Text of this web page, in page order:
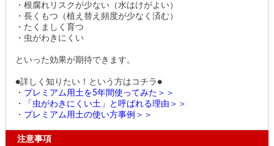
・根腐れリスクが少ない（水はけがよい）
・長くもつ（植え替え頻度が少なく済む）
・たくましく育つ
・虫がわきにくい
といった効果が期待できます。
●詳しく知りたい！という方はコチラ●
・ プレミアム用土を5年間使ってみた＞＞
・
「虫がわきにくい土」と呼ばれる理由＞＞
・ プレミアム用土の使い方事例＞＞
注意事項